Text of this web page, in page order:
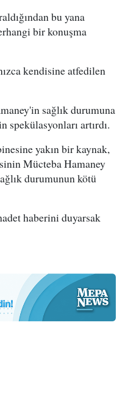
bu yana
bir konuşma
kendisine atfedilen
sağlık durumuna
spekülasyonları artırdı.
yakın bir kaynak,
Mücteba Hamaney
durumunun kötü
haberini duyarsak